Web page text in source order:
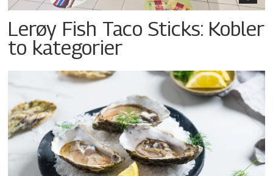
Lerøy Fish Taco Sticks: Kobler
to kategorier